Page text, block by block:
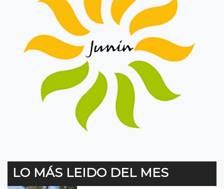
LO MÁS LEIDO DEL MES